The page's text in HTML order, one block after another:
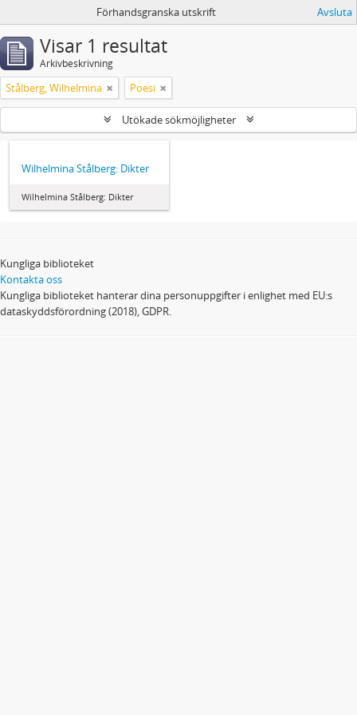
Förhandsgranska utskrift Avsluta
Visar 1 resultat
Arkivbeskrivning
Stålberg, Wilhelmina Poesi
Utökade sökmöjligheter
Wilhelmina Stålberg: Dikter
Wilhelmina Stålberg: Dikter
Kungliga biblioteket
Kontakta oss
Kungliga biblioteket hanterar dina personuppgifter i enlighet med EU:s
dataskyddsförordning (2018), GDPR.